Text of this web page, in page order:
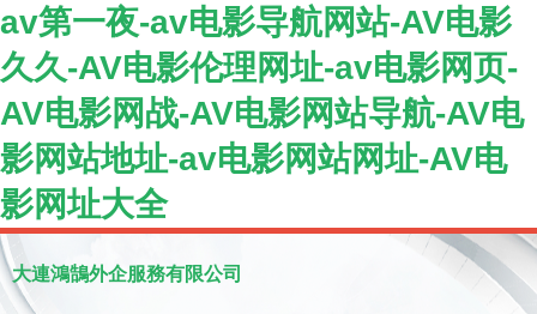
av第一夜-av电影导航网站-AV电影
久久-AV电影伦理网址-av电影网页-
AV电影网战-AV电影网站导航-AV电
影网站地址-av电影网站网址-AV电
影网址大全
大連鴻鵠外企服務有限公司